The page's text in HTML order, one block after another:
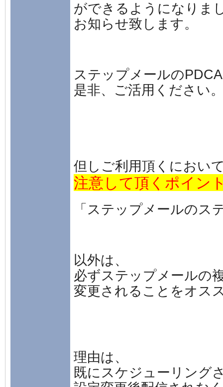
ができるようになりま
お知らせ致します。
ステップメールの
是非、ご活用ください
但しご利用頂くにおい
注意して頂くポイン
「ステップメールのス
以外は、
必ずステップメールの
変更されることをオス
理由は、
既にスケジューリング